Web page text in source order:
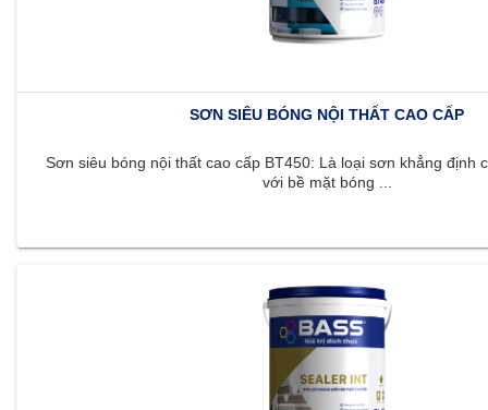
SƠN SIÊU BÓNG NỘI THẤT CAO CẤP
Sơn siêu bóng nội thất cao cấp BT450: Là loại sơn khẳng định
với bề mặt bóng ...